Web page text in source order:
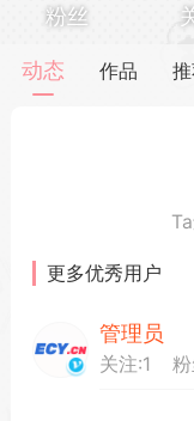
短位靓
萌新报道
粉丝
动态 作品
更多优秀用户
管理员
关注:1